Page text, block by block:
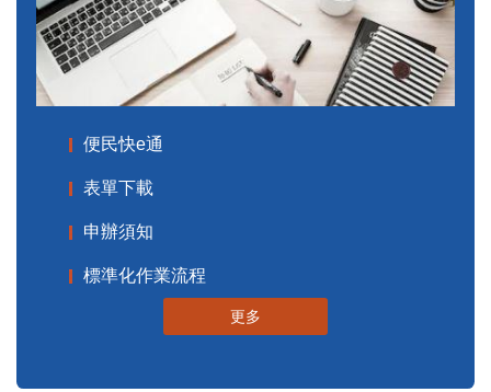
便民快e通
表單下載
申辦須知
標準化作業流程
更多